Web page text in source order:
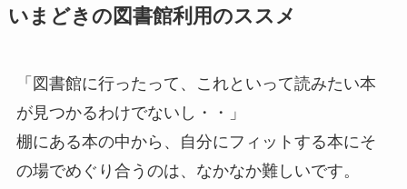
いまどきの図書館利用のススメ
「図書館に行ったって、これといって読みたい本
が見つかるわけでないし・・」
棚にある本の中から、自分にフィットする本にそ
の場でめぐり合うのは、なかなか難しいです。